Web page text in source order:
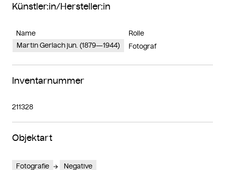
Künstler:in/Hersteller:in
Name
Rolle
Martin Gerlach jun. (1879—1944)
Fotograf
Inventarnummer
211328
Objektart
Fotografie Negative